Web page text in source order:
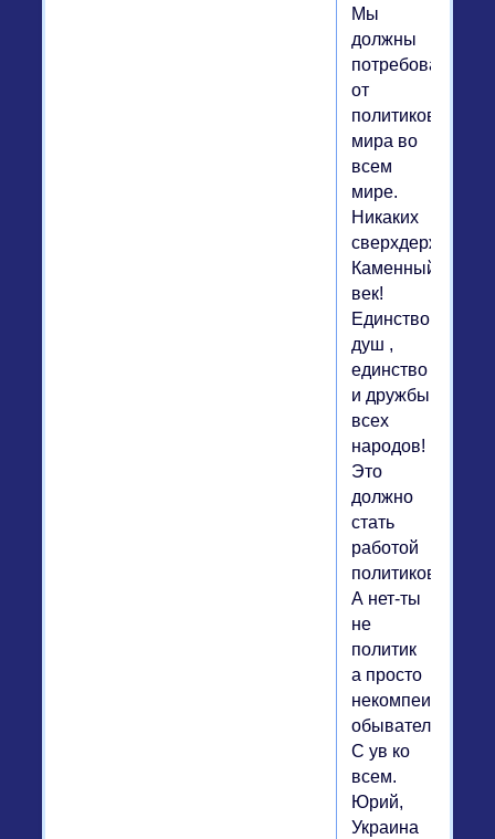
Мы
должны
потребовать
от
политиков
мира во
всем
мире.
Никаких
сверхдержав!
Каменный
век!
Единство
душ ,
единство
и дружбы
всех
народов!
Это
должно
стать
работой
политиков.
А нет-ты
не
политик
а просто
некомпеиентный
обыватель.
С ув ко
всем.
Юрий,
Украина